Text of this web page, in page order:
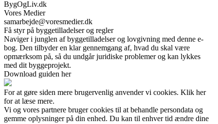
BygOgLiv.dk
Vores Medier
samarbejde@voresmedier.dk
Få styr på byggetilladelser og regler
Naviger i junglen af byggetilladelser og lovgivning med denne e-
bog. Den tilbyder en klar gennemgang af, hvad du skal være
opmærksom på, så du undgår juridiske problemer og kan lykkes
med dit byggeprojekt.
Download guiden her
For at gøre siden mere brugervenlig anvender vi cookies. Klik her
for at læse mere.
Vi og vores partnere bruger cookies til at behandle persondata og
gemme oplysninger på din enhed. Du kan til enhver tid ændre dine